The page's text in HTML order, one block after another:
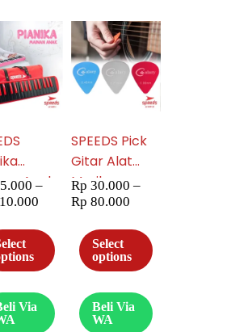
Anak
049-1
–
Via
SPEEDS Pick
Gitar Alat
Musik
Celluloid
Pemetik Gitar
Akustik 0.46,
049-23-24-
25
Rp 30.000 –
Rp 80.000
Select
options
Beli Via
WA